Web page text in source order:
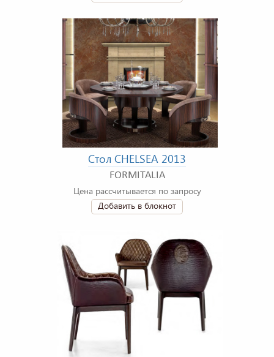
Стол CHELSEA 2013
FORMITALIA
Цена рассчитывается по запросу
Добавить в блокнот